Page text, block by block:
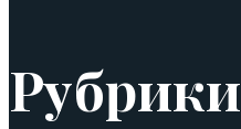
Рубрики